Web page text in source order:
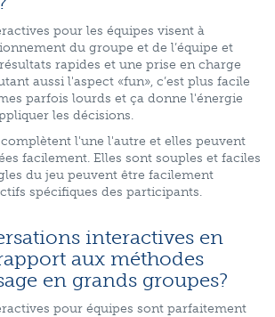
pour les équipes visent à
du groupe et de l’équipe et
rapides et une prise en charge
aussi l'aspect «fun», c’est plus facile
parfois lourds et ça donne l'énergie
les décisions.
l'une l'autre et elles peuvent
facilement. Elles sont souples et faciles
du jeu peuvent être facilement
spécifiques des participants.
interactives en
aux méthodes
en grands groupes?
pour équipes sont parfaitement